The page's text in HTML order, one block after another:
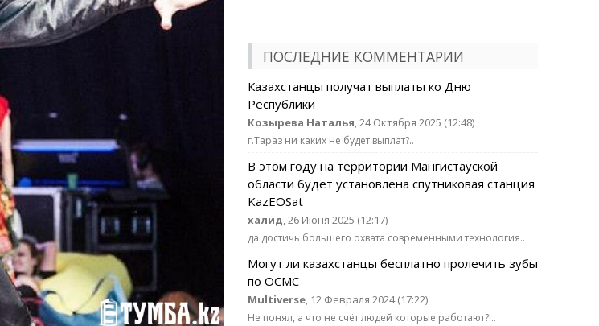
ПОСЛЕДНИЕ КОММЕНТАРИИ
Казахстанцы получат выплаты ко Дню
Республики
Козырева Наталья, 24 Октября 2025 (12:48)
г.Тараз ни каких не будет выплат?..
В этом году на территории Мангистауской
области будет установлена спутниковая станция
KazEOSat
халид, 26 Июня 2025 (12:17)
да достичь большего охвата современными технология..
Могут ли казахстанцы бесплатно пролечить зубы
по ОСМС
Multiverse, 12 Февраля 2024 (17:22)
Не понял, а что не счёт людей которые работают?!..